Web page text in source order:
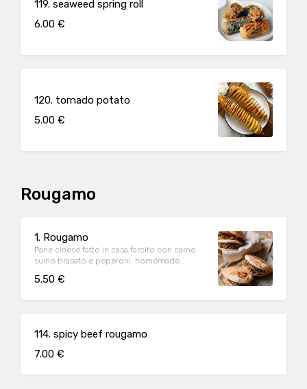
119. seaweed spring roll
6.00 €
120. tornado potato
5.00 €
Rougamo
1. Rougamo
Pane cinese fatto in casa farcito con carne
suino brasato e peperoni. homemade
bell pepper
5.50 €
114. spicy beef rougamo
7.00 €